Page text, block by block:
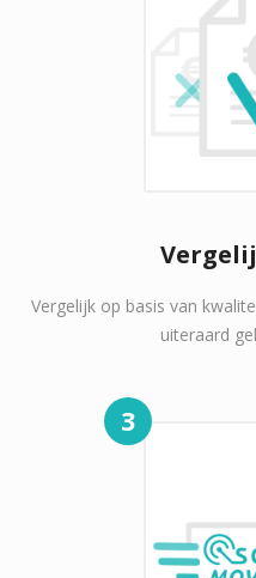
Vergelijk op basis van
uiteraard
3